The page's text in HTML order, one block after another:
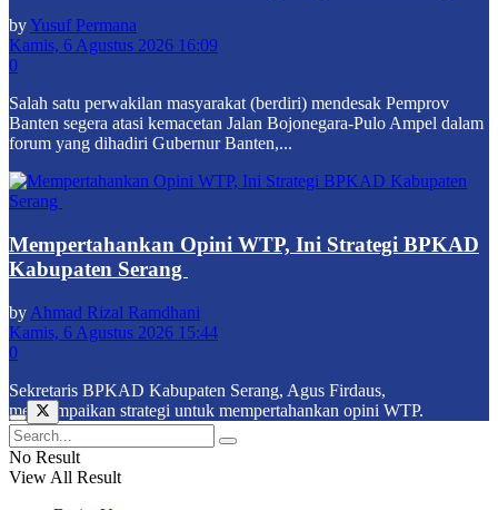
byYusuf Permana
Kamis, 6 Agustus 2026 16:09
0
Salah satu perwakilan masyarakat (berdiri) mendesak Pemprov
Banten segera atasi kemacetan Jalan Bojonegara-Pulo Ampel dalam
forum yang dihadiri Gubernur Banten,...
Mempertahankan Opini WTP, Ini Strategi BPKAD
Kabupaten Serang
by Ahmad Rizal Ramdhani
Kamis, 6 Agustus 2026 15:44
0
Sekretaris BPKAD Kabupaten Serang, Agus Firdaus,
menyampaikan strategi untuk mempertahankan opini WTP.
No Result
View All Result